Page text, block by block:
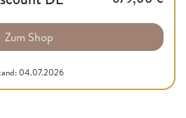
Zum Shop
04.07.2026